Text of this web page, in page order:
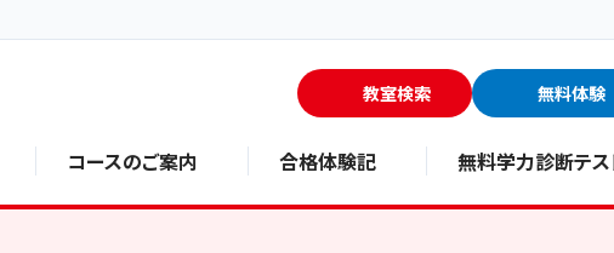
教室検索 無料体験
コースのご案内 合格体験記 無料学力診断テス